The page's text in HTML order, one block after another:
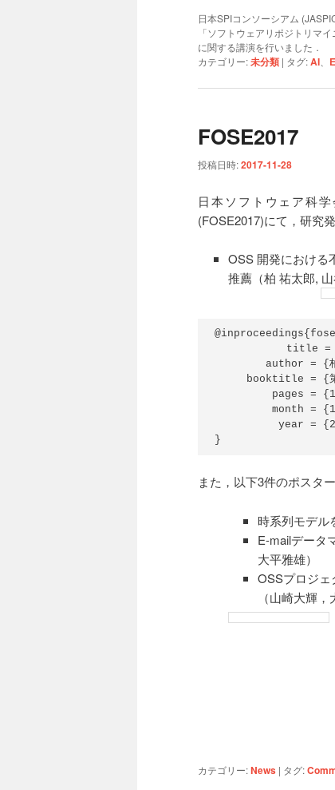
日本SPIコンソーシアム
「ソフトウェアリポジトリマ
に関する講演を行いました．
カテゴリー:未分類 | タグ:AI
FOSE2017
投稿日時:2017-11-28
日本ソフトウェア科
(FOSE2017)にて，研究
OSS 開発における
推薦（柏 祐太郎, 山
　　 title =
author = {
booktitle = {第
pages =
month =
year =
}
また，以下3件のポスタ
時系列モデル
E-mailデータ
大平雅雄）
OSSプロジ
（山崎大輝，
カテゴリー:News | タグ: